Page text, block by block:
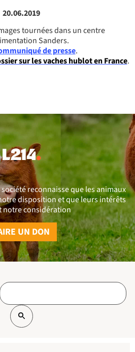
20.06.2019
tournées dans un centre
Sanders.
de presse.
sur les vaches hublot en France.
reconnaisse que les animaux
disposition et que leurs intérêts
notre considération
UN DON